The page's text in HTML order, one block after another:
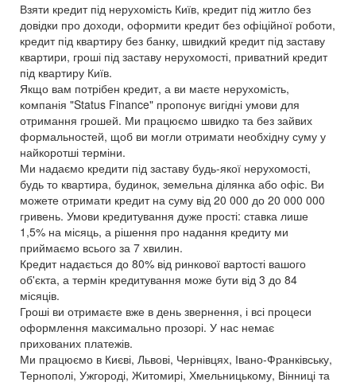
Взяти кредит під нерухомість Київ, кредит під житло без
довідки про доходи, оформити кредит без офіційної роботи,
кредит під квартиру без банку, швидкий кредит під заставу
квартири, гроші під заставу нерухомості, приватний кредит
під квартиру Київ.
Якщо вам потрібен кредит, а ви маєте нерухомість,
компанія "Status Finance" пропонує вигідні умови для
отримання грошей. Ми працюємо швидко та без зайвих
формальностей, щоб ви могли отримати необхідну суму у
найкоротші терміни.
Ми надаємо кредити під заставу будь-якої нерухомості,
будь то квартира, будинок, земельна ділянка або офіс. Ви
можете отримати кредит на суму від 20 000 до 20 000 000
гривень. Умови кредитування дуже прості: ставка лише
1,5% на місяць, а рішення про надання кредиту ми
приймаємо всього за 7 хвилин.
Кредит надається до 80% від ринкової вартості вашого
об'єкта, а термін кредитування може бути від 3 до 84
місяців.
Гроші ви отримаєте вже в день звернення, і всі процеси
оформлення максимально прозорі. У нас немає
прихованих платежів.
Ми працюємо в Києві, Львові, Чернівцях, Івано-Франківську,
Тернополі, Ужгороді, Житомирі, Хмельницькому, Вінниці та